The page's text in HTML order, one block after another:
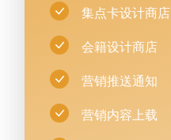
集点卡设计商店
会籍设计商店
营销推送通知
营销内容上载